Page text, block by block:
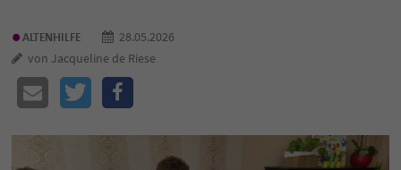
•ALTENHILFE
28.05.2026
von Jacqueline de Riese